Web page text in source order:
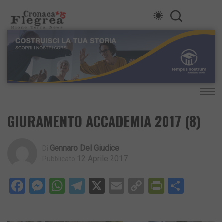
GIURAMENTO ACCADEMIA 2017 (8)
Gennaro Del Giudice
12 Aprile 2017
Facebook
Messenger
WhatsApp
Telegram
X EmailCopy